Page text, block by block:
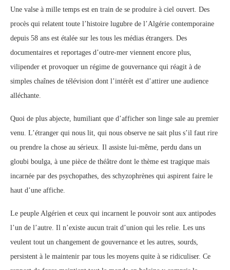
Une valse à mille temps est en train de se produire à ciel ouvert. Des
procès qui relatent toute l’histoire lugubre de l’Algérie contemporaine
depuis 58 ans est étalée sur les tous les médias étrangers. Des
documentaires et reportages d’outre-mer viennent encore plus,
vilipender et provoquer un régime de gouvernance qui réagit à de
simples chaînes de télévision dont l’intérêt est d’attirer une audience
alléchante.
Quoi de plus abjecte, humiliant que d’afficher son linge sale au premier
venu. L’étranger qui nous lit, qui nous observe ne sait plus s’il faut rire
ou prendre la chose au sérieux. Il assiste lui-même, perdu dans un
gloubi boulga, à une pièce de théâtre dont le thème est tragique mais
incarnée par des psychopathes, des schyzophrènes qui aspirent faire le
haut d’une affiche.
Le peuple Algérien et ceux qui incarnent le pouvoir sont aux antipodes
l’un de l’autre. Il n’existe aucun trait d’union qui les relie. Les uns
veulent tout un changement de gouvernance et les autres, sourds,
persistent à le maintenir par tous les moyens quite à se ridiculiser. Ce